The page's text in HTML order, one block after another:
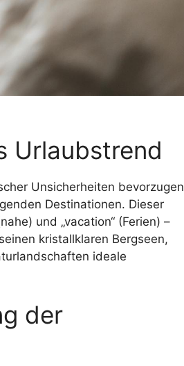
Urlaubstrend
Unsicherheiten bevorzugen
Destinationen. Dieser
und „vacation“ (Ferien) –
kristallklaren Bergseen,
ideale
der